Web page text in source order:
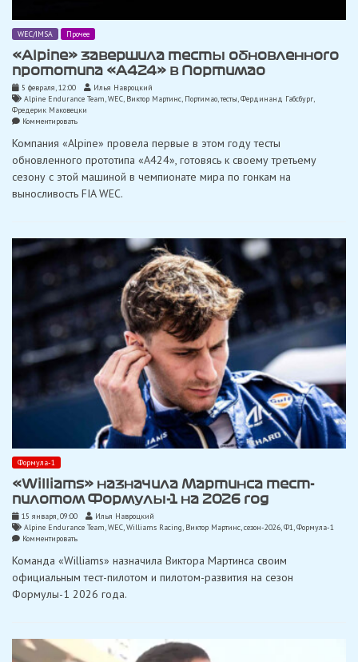
WEC/IMSA Прочее
«Alpine» завершила тесты обновленного
прототипа «A424» в Портимао
5 февраля, 12:00
Илья Навроцкий
Alpine Endurance Team,WEC, Виктор Мартинс, Портимао,тесты,Фердинанд Габсбург
Фредерик Маковецки
Комментироватьon
завершила
обновленного
прототипа
«A424»
в
Компания «Alpine» провела первые в этом году тесты
обновленного прототипа «A424», готовясь к своему третьему
сезону с этой машиной в чемпионате мира по гонкам на
выносливость FIA WEC.
Формула-1
«Williams» назначила Мартинса тест-
пилотом Формулы-1 на 2026 год
15 января, 09:00
Илья Навроцкий
Alpine Endurance Team,WEC,Williams Racing, Виктор Мартинс,сезон-2026,Ф1,Формула-1
Комментироватьon
назначила
тест-
пилотом
год
Команда «Williams» назначила Виктора Мартинса своим
официальным тест-пилотом и пилотом-развития на сезон
Формулы-1 2026 года.